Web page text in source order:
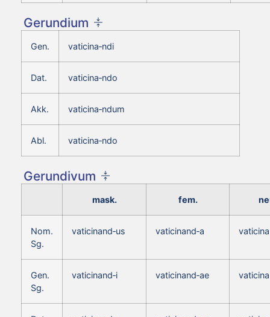
Gerundium
Gen. vaticina‑ndi
Dat. vaticina‑ndo
Akk. vaticina‑ndum
Abl. vaticina‑ndo
Gerundivum
mask. fem.
Nom.
Sg.
vaticinand‑us vaticinand‑a
Gen.
Sg.
vaticinand‑i vaticinand‑ae